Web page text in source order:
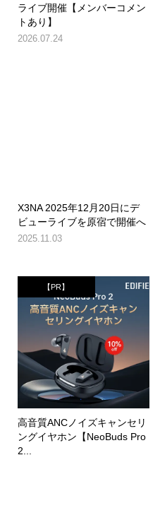
ライブ開催【メンバーコメン
トあり】
2026.07.24
X3NA 2025年12月20日にデ
ビューライブを原宿で開催へ
2025.11.03
【PR】
高音質ANCノイズキャンセリ
ングイヤホン【NeoBuds Pro
2...